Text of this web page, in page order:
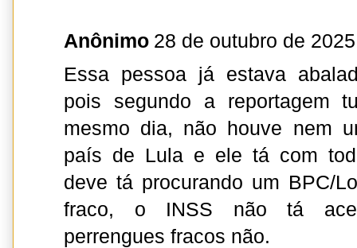
Anônimo 28 de outubro de
Essa pessoa já estava
pois segundo a reportagem
mesmo dia, não houve nem
país de Lula e ele tá com
deve tá procurando um BPC/
fraco, o INSS não tá
perrengues fracos não.